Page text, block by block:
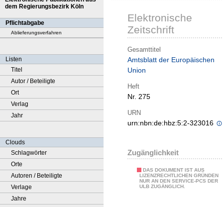
dem Regierungsbezirk Köln
Pflichtabgabe
Ablieferungsverfahren
Listen
Titel
Autor / Beteiligte
Ort
Verlag
Jahr
Clouds
Schlagwörter
Orte
Autoren / Beteiligte
Verlage
Jahre
Elektronische
Zeitschrift
Gesamttitel
Amtsblatt der Europäischen
Union
Heft
Nr. 275
URN
urn:nbn:de:hbz:5:2-323016
Zugänglichkeit
DAS DOKUMENT IST AUS
LIZENZRECHTLICHEN GRÜNDEN
NUR AN DEN SERVICE-PCS DER
ULB ZUGÄNGLICH.